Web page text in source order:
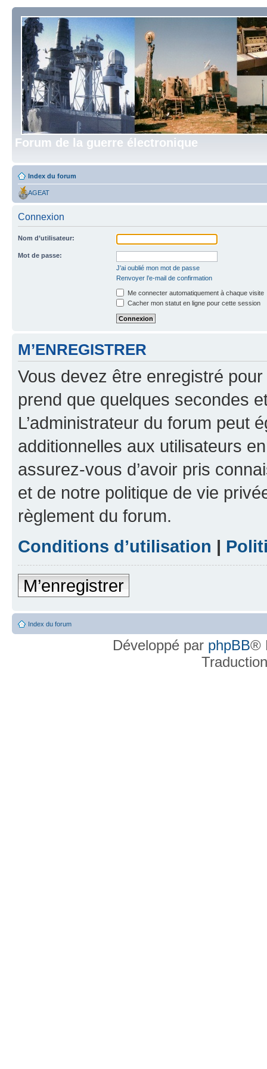
Forum de la guerre électronique
Index du forum
AGEAT
Connexion
Nom d’utilisateur:
Mot de passe:
J’ai oublié mon mot de passe
Renvoyer l’e-mail de confirmation
Me connecter automatiquement à chaque visite
Cacher mon statut en ligne pour cette session
M’ENREGISTRER
Vous devez être enregistré
prend que quelques secondes
L’administrateur du forum peut
additionnelles aux utilisateurs
assurez-vous d’avoir pris
et de notre politique de vie
règlement du forum.
Conditions d’utilisation |
M’enregistrer
Index du forum
Développé par phpBB®